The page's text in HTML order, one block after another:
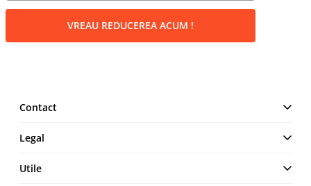
VREAU REDUCEREA ACUM !
Contact
MAKE IT LOGIC SRL
Str. Lt. Aurel Botea, Nr. 4,
România
Legal
Termeni și Condiții
Utile